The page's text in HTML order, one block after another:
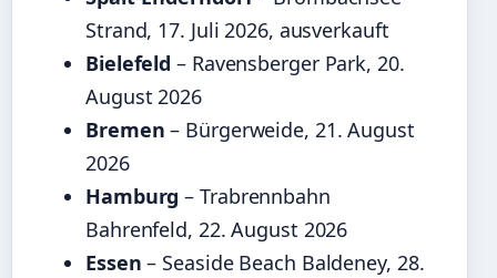
Strand, 17. Juli 2026, ausverkauft
Bielefeld – Ravensberger Park, 20.
August 2026
Bremen – Bürgerweide, 21. August
2026
Hamburg – Trabrennbahn
Bahrenfeld, 22. August 2026
Essen – Seaside Beach Baldeney, 28.